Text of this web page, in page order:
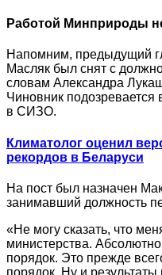
Работой Минприроды
Напомним, предыдущий
Масляк был снят с
словам Александра
Чиновник подозревается
в СИЗО.
Климатолог оценил
рекордов в Беларуси
На пост был назначен
занимавший должность
«Не могу сказать, что
министерства.
порядок. Это прежде
порядок. Ну и